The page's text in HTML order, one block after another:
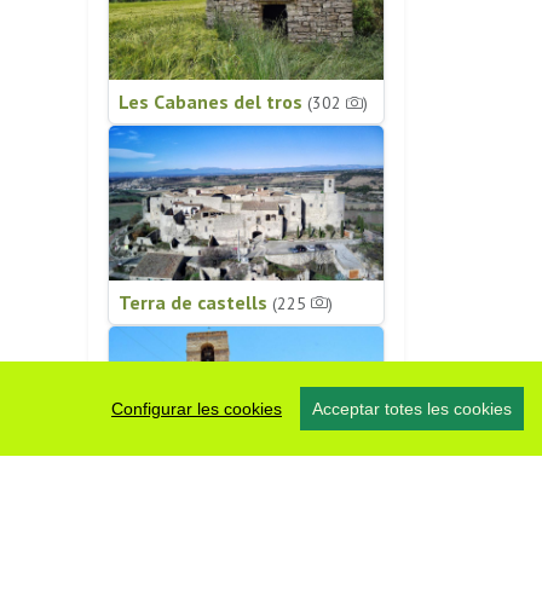
Configurar les cookies Acceptar totes les cookies
Les Cabanes del tros (302 )
Terra de castells (225 )